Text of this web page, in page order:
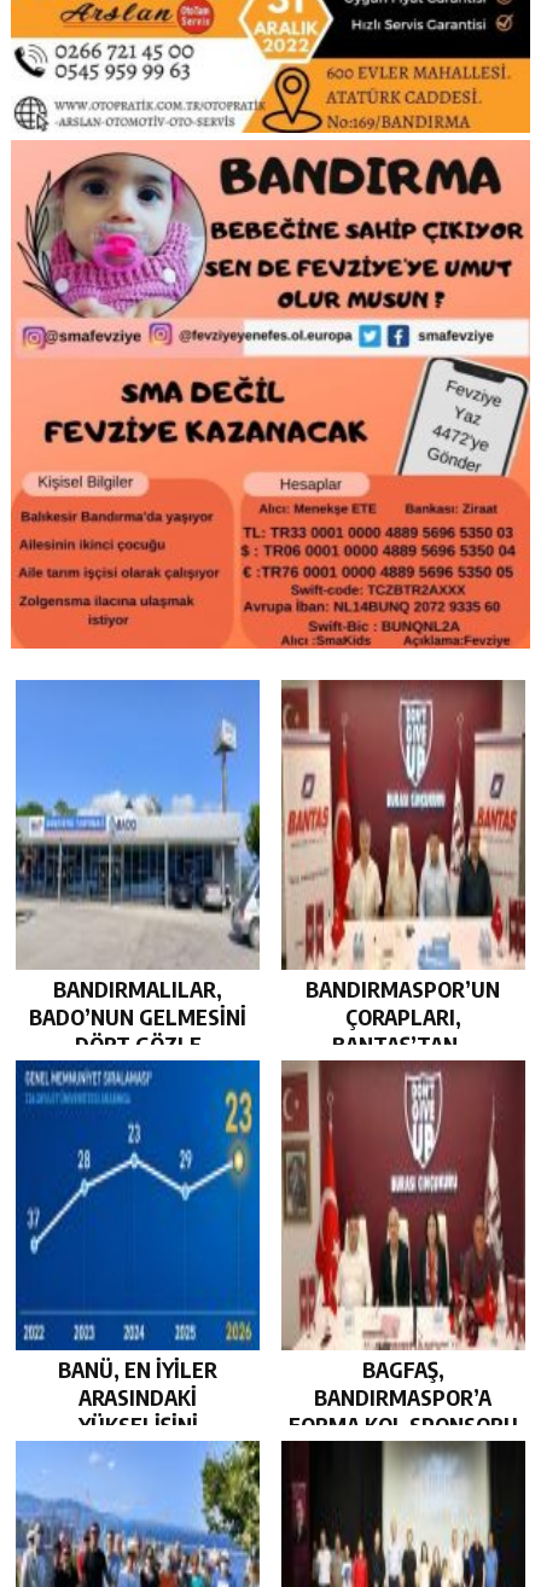
BANDIRMALILAR,
BADO’NUN GELMESİNİ
DÖRT GÖZLE
BEKLİYOR…
BANDIRMASPOR’UN
ÇORAPLARI,
BANTAŞ’TAN…
BANÜ, EN İYİLER
ARASINDAKİ
YÜKSELİŞİNİ
SÜRDÜRDÜ…
BAGFAŞ,
BANDIRMASPOR’A
FORMA KOL SPONSORU
OLARAK KUCAK AÇTI…